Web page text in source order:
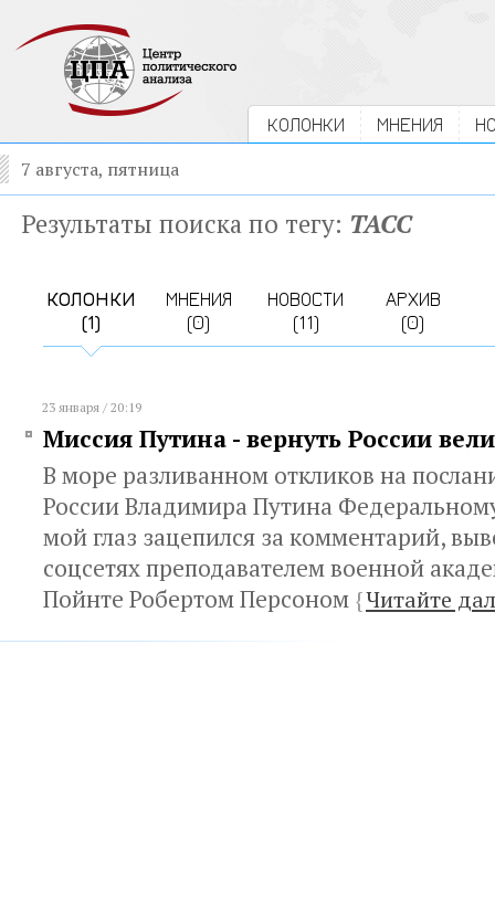
КОЛОНКИ МНЕНИЯ
7 августа, пятница
Результаты поиска по тегу: ТАСС
КОЛОНКИ
(1)
МНЕНИЯ
(0)
НОВОСТИ
(11)
АРХИВ
(0)
23 января / 20:19
Миссия Путина - вернуть России
В море разливанном откликов на
России Владимира Путина
мой глаз зацепился за комментарий,
соцсетях преподавателем военной
Пойнте Робертом Персоном {Читайте